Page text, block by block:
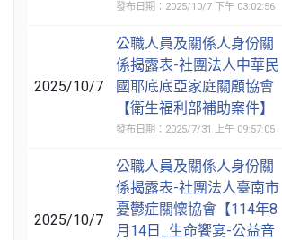
發布日期：2025/10/7 下午 03:02:56
2025/10/7
公職人員及關係人身份關
係揭露表-社團法人中華民
國耶底底亞家庭關顧協會
【衛生福利部補助案件】
發布日期：2025/7/31 上午 09:57:05
2025/10/7
公職人員及關係人身份關
係揭露表-社團法人臺南市
憂鬱症關懷協會【114年8
月14日_生命饗宴-公益音